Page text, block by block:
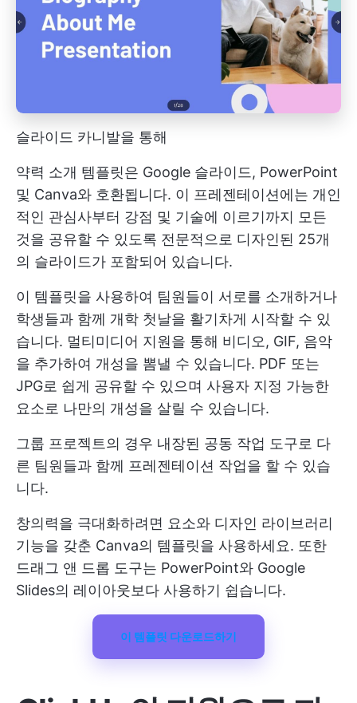
슬라이드 카니발을 통해
약력 소개 템플릿은 Google 슬라이드, PowerPoint
및 Canva와 호환됩니다. 이 프레젠테이션에는 개인
적인 관심사부터 강점 및 기술에 이르기까지 모든
것을 공유할 수 있도록 전문적으로 디자인된 25개
의 슬라이드가 포함되어 있습니다.
이 템플릿을 사용하여 팀원들이 서로를 소개하거나
학생들과 함께 개학 첫날을 활기차게 시작할 수 있
습니다. 멀티미디어 지원을 통해 비디오, GIF, 음악
을 추가하여 개성을 뽐낼 수 있습니다. PDF 또는
JPG로 쉽게 공유할 수 있으며 사용자 지정 가능한
요소로 나만의 개성을 살릴 수 있습니다.
그룹 프로젝트의 경우 내장된 공동 작업 도구로 다
른 팀원들과 함께 프레젠테이션 작업을 할 수 있습
니다.
창의력을 극대화하려면 요소와 디자인 라이브러리
기능을 갖춘 Canva의 템플릿을 사용하세요. 또한
드래그 앤 드롭 도구는 PowerPoint와 Google
Slides의 레이아웃보다 사용하기 쉽습니다.
이 템플릿 다운로드하기